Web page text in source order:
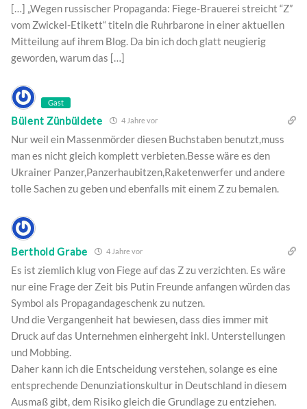
[…] „Wegen russischer Propaganda: Fiege-Brauerei streicht “Z”
vom Zwickel-Etikett“ titeln die Ruhrbarone in einer aktuellen
Mitteilung auf ihrem Blog. Da bin ich doch glatt neugierig
geworden, warum das […]
Gast
Bülent Zünbüldete 4 Jahre vor
Nur weil ein Massenmörder diesen Buchstaben benutzt,muss
man es nicht gleich komplett verbieten.Besse wäre es den
Ukrainer Panzer,Panzerhaubitzen,Raketenwerfer und andere
tolle Sachen zu geben und ebenfalls mit einem Z zu bemalen.
Berthold Grabe 4 Jahre vor
Es ist ziemlich klug von Fiege auf das Z zu verzichten. Es wäre
nur eine Frage der Zeit bis Putin Freunde anfangen würden das
Symbol als Propagandageschenk zu nutzen.
Und die Vergangenheit hat bewiesen, dass dies immer mit
Druck auf das Unternehmen einhergeht inkl. Unterstellungen
und Mobbing.
Daher kann ich die Entscheidung verstehen, solange es eine
entsprechende Denunziationskultur in Deutschland in diesem
Ausmaß gibt, dem Risiko gleich die Grundlage zu entziehen.